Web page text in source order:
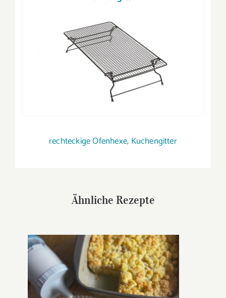
rechteckige Ofenhexe, Kuchengitter
Ähnliche Rezepte
Multi-Zerkleinerer